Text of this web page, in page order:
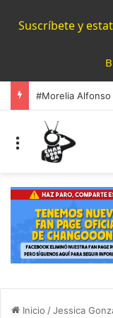
Suscríbete y
Menú
Inicio /Jessica